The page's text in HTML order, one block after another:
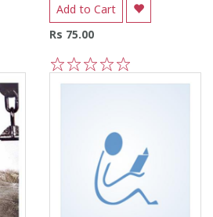
Add to Cart
Rs 75.00